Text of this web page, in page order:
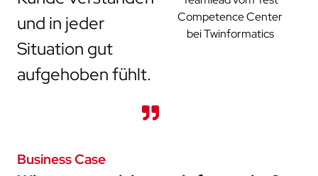
und in jeder
Situation gut
aufgehoben fühlt.
Competence Center
bei Twinformatics
Business Case